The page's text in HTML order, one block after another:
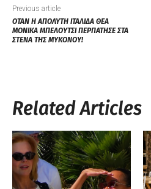
Previous article
ΟΤΑΝ Η ΑΠΟΛΥΤΗ ΙΤΑΛΙΔΑ ΘΕΑ
ΜΟΝΙΚΑ ΜΠΕΛΟΥΤΣΙ ΠΕΡΠΑΤΗΣΕ ΣΤΑ
ΣΤΕΝΑ ΤΗΣ ΜΥΚΟΝΟΥ!
Related Articles